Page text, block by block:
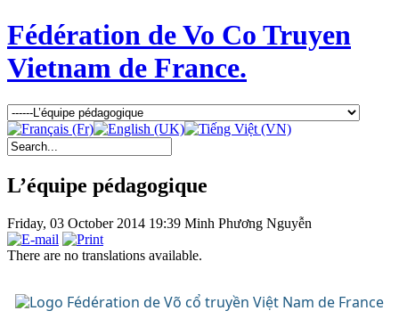
Fédération de Vo Co Truyen
Vietnam de France.
L’équipe pédagogique
Friday, 03 October 2014 19:39 Minh Phương Nguyễn
There are no translations available.